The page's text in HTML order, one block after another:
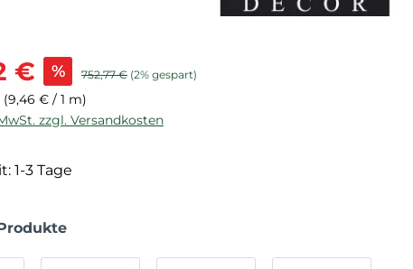
€ % Regulärer Preis:
752,77 € (2% gespart)
(9,46 € / 1 m)
zzgl. Versandkosten
1-3 Tage